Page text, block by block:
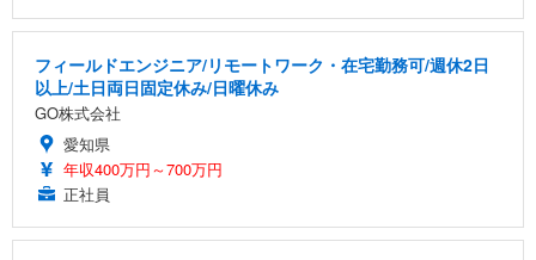
フィールドエンジニア/リモートワーク・在宅勤務可/週休2日
以上/土日両日固定休み/日曜休み
GO株式会社
愛知県
年収400万円～700万円
正社員